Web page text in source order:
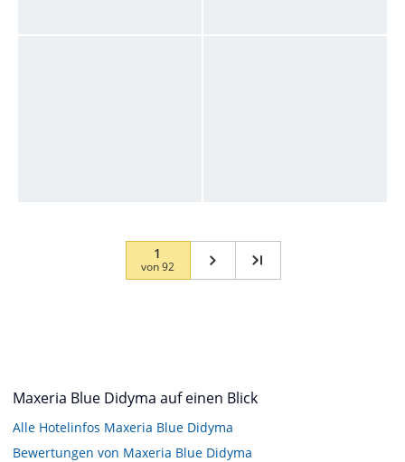
1
von92
Maxeria Blue Didyma auf einen Blick
Alle Hotelinfos Maxeria Blue Didyma
Bewertungen von Maxeria Blue Didyma